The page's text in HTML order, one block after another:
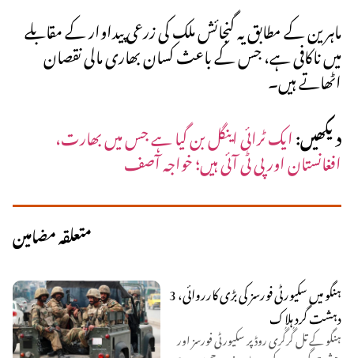
ماہرین کے مطابق یہ گنجائش ملک کی زرعی پیداوار کے مقابلے
میں ناکافی ہے، جس کے باعث کسان بھاری مالی نقصان
اٹھاتے ہیں۔
دیکھیں:ایک ٹرائی اینگل بن گیا ہے جس میں بھارت،
افغانستان اور پی ٹی آئی ہیں؛ خواجہ آصف
متعلقہ مضامین
ہنگو میں سکیورٹی فورسز کی بڑی کارروائی، 3
دہشت گرد ہلاک
ہنگو کے تل گُرگُری روڈ پر سکیورٹی فورسز اور